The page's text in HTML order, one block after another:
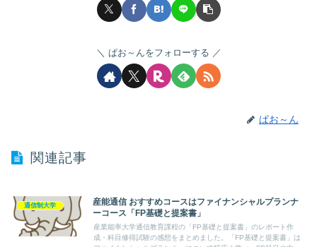
ぱお～んをフォローする
ぱお～ん
関連記事
通信制大学
産能通信 おすすめコースはファイナンシャルプランナ
ーコース「FP基礎と提案書」
産業能率大学通信教育課程の「FP基礎と提案書」のレポート作
成・科目修得試験の感想をまとめました。「FP基礎と提案書」は